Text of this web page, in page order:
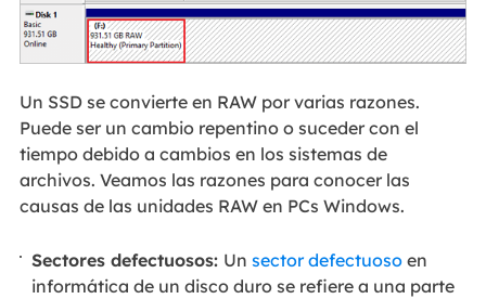
Un SSD se convierte en RAW por varias razones.
Puede ser un cambio repentino o suceder con el
tiempo debido a cambios en los sistemas de
archivos. Veamos las razones para conocer las
causas de las unidades RAW en PCs Windows.
Sectores defectuosos: Unsector defectuoso en
informática de un disco duro se refiere a una parte